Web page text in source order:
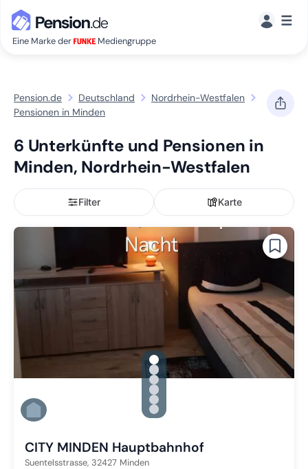
Eine Marke der Mediengruppe
☰
Pension.de Deutschland
Nordrhein-Westfalen
Pensionen in Minden
6 Unterkünfte und Pensionen in
Minden, Nordrhein-Westfalen
Filter Karte
gallery.slide_selector
Zu Slide 1 wechseln
Zu Slide 2 wechseln
Zu Slide 3 wechseln
Zu Slide 4 wechseln
Zu Slide 5 wechseln
Zu Slide 6 wechseln
CITY MINDEN Hauptbahnhof
Suentelsstrasse, 32427 Minden